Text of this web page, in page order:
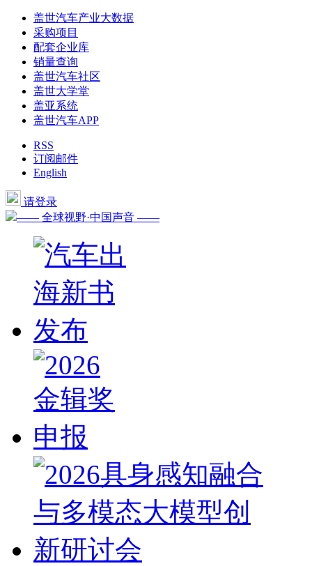
盖世汽车产业大数据
采购项目
配套企业库
销量查询
盖世汽车社区
盖世大学堂
盖亚系统
盖世汽车APP
RSS
订阅邮件
English
请登录
—— 全球视野·中国声音 ——